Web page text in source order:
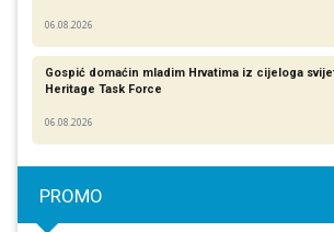
06.08.2026
Gospić domaćin mladim Hrvatima iz cijeloga
Heritage Task Force
06.08.2026
PROMO